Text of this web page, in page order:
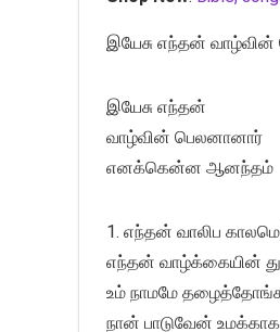
இயேசு எந்தன் வாழ்வின்
இயேசு எந்தன்
வாழ்வின் பெலனானார்
எனக்கென்ன ஆனந்தம்
1. எந்தன் வாலிப
எந்தன் வாழ்க்கையின்
உம் நாமமே
நான் பாடுவேன் உமக்காக